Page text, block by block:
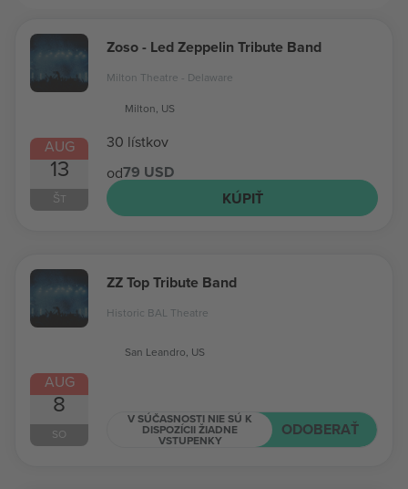
AUG
13
ŠT
Zoso - Led Zeppelin Tribute Band
Milton Theatre - Delaware
Milton, US
30 lístkov
od79 USD
KÚPIŤ
AUG
8
SO
ZZ Top Tribute Band
Historic BAL Theatre
San Leandro, US
V SÚČASNOSTI NIE SÚ K
DISPOZÍCII ŽIADNE
VSTUPENKY
ODOBERAŤ